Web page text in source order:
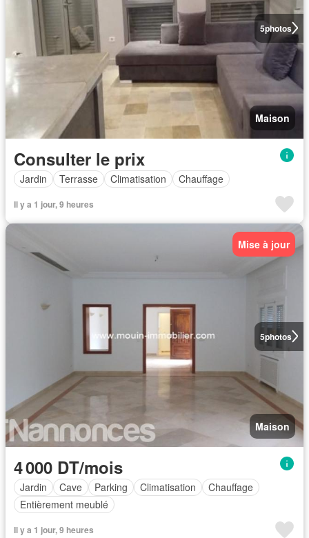
5photos
Maison
Consulter le prix
Jardin Terrasse Climatisation Chauffage
Il y a 1 jour, 9 heures
5photos
Mise à jour
Maison
4 000 DT/mois
Jardin Cave Parking Climatisation
Chauffage
Entièrement meublé
Il y a 1 jour, 9 heures